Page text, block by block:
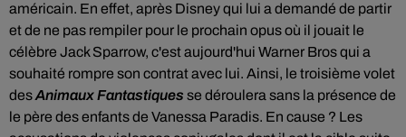
américain. En effet, après Disney qui lui a demandé de partir
et de ne pas rempiler pour le prochain opus où il jouait le
célèbre Jack Sparrow, c'est aujourd'hui Warner Bros qui a
souhaité rompre son contrat avec lui. Ainsi, le troisième volet
desAnimaux Fantastiques se déroulera sans la présence de
le père des enfants de Vanessa Paradis. En cause ? Les